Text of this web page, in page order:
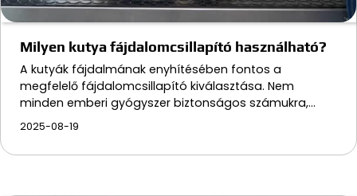
Milyen kutya fájdalomcsillapító használható?
A kutyák fájdalmának enyhítésében fontos a
megfelelő fájdalomcsillapító kiválasztása. Nem
minden emberi gyógyszer biztonságos számukra,…
2025-08-19